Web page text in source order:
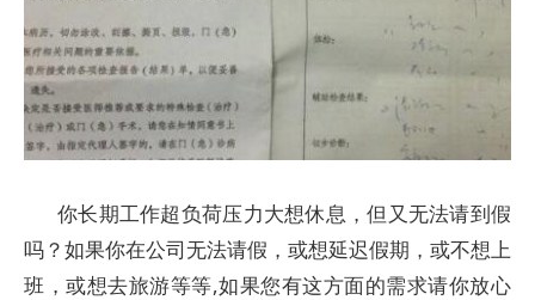
你长期工作超负荷压力大想休息，但又无法请到假
吗？如果你在公司无法请假，或想延迟假期，或不想上
班，或想去旅游等等,如果您有这方面的需求请你放心